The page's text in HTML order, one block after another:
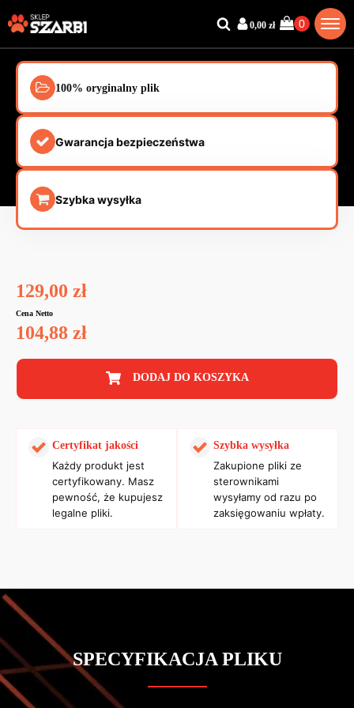
0,00 zł
100% oryginalny plik
Gwarancja bezpieczeństwa
Szybka wysyłka
129,00 zł
Cena Netto
104,88 zł
DODAJ DO KOSZYKA
Certyfikat jakości
Każdy produkt jest
certyfikowany. Masz
pewność, że kupujesz
legalne pliki.
Szybka wysyłka
Zakupione pliki ze
sterownikami
wysyłamy od razu po
zaksięgowaniu wpłaty.
SPECYFIKACJA PLIKU